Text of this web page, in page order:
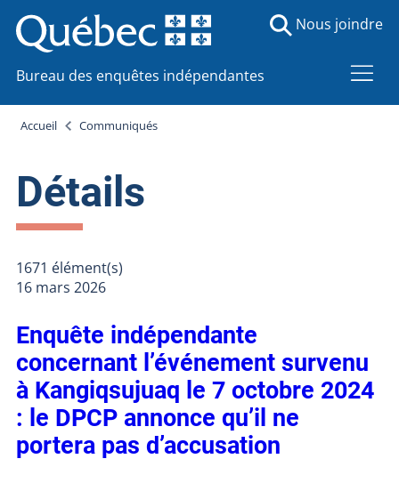
Bureau des enquêtes indépendantes
Nous joindre
Accueil Communiqués
Détails
1671 élément(s)
16 mars 2026
Enquête indépendante
concernant l’événement survenu
à Kangiqsujuaq le 7 octobre 2024
: le DPCP annonce qu’il ne
portera pas d’accusation